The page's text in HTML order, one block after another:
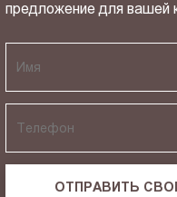
предложение для вашей
ОТПРАВИТЬ